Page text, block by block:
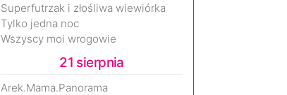
Superfutrzak i złośliwa wiewiórka
Tylko jedna noc
Wszyscy moi wrogowie
21 sierpnia
Arek.Mama.Panorama